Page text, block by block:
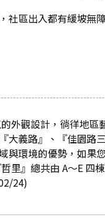
社區出入都有緩坡無
外觀設計，徜徉地區
大義路』、『佳園路
環境的優勢，如果
里』總共由 A～E 四
24)